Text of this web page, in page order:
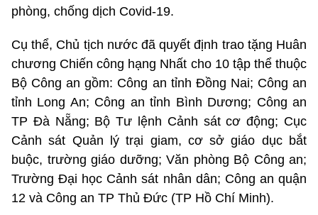
phòng, chống dịch Covid-19.
Cụ thể, Chủ tịch nước đã quyết định trao tặng Huân
chương Chiến công hạng Nhất cho 10 tập thể thuộc
Bộ Công an gồm: Công an tỉnh Đồng Nai; Công an
tỉnh Long An; Công an tỉnh Bình Dương; Công an
TP Đà Nẵng; Bộ Tư lệnh Cảnh sát cơ động; Cục
Cảnh sát Quản lý trại giam, cơ sở giáo dục bắt
buộc, trường giáo dưỡng; Văn phòng Bộ Công an;
Trường Đại học Cảnh sát nhân dân; Công an quận
12 và Công an TP Thủ Đức (TP Hồ Chí Minh).